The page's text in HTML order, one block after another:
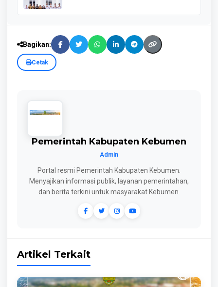
Bagikan:
Cetak
Pemerintah Kabupaten Kebumen
Admin
Portal resmi Pemerintah Kabupaten Kebumen.
Menyajikan informasi publik, layanan pemerintahan,
dan berita terkini untuk masyarakat Kebumen.
Artikel Terkait